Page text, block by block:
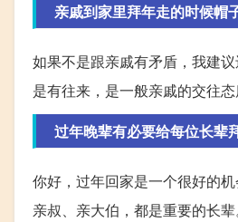
亲戚到家里拜年走的时候帽
如果不是跟亲戚有矛盾，我建
是有往来，是一般亲戚的交往
过年晚辈有必要给每位长辈
你好，过年回家是一个很好的
亲叔、亲大伯，都是重要的长